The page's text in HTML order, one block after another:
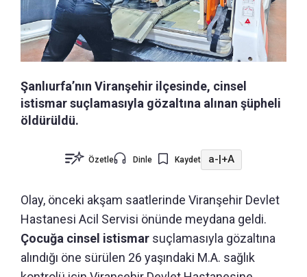
Şanlıurfa’nın Viranşehir ilçesinde, cinsel
istismar suçlamasıyla gözaltına alınan şüpheli
öldürüldü.
Özetle Dinle Kaydet a-|+A
Olay, önceki akşam saatlerinde Viranşehir Devlet
Hastanesi Acil Servisi önünde meydana geldi.
Çocuğa cinsel istismar suçlamasıyla gözaltına
alındığı öne sürülen 26 yaşındaki M.A. sağlık